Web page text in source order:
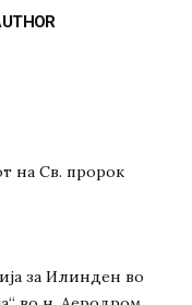
на Св. пророк
за Илинден во